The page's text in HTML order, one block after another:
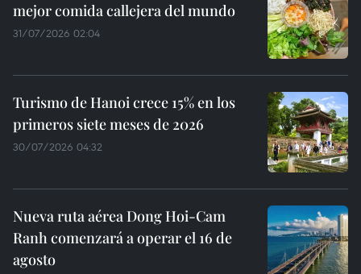
mejor comida callejera del mundo
31/07/2026 02:04
Turismo de Hanoi crece 15% en los
primeros siete meses de 2026
30/07/2026 04:32
Nueva ruta aérea Dong Hoi-Cam
Ranh comenzará a operar el 16 de
agosto